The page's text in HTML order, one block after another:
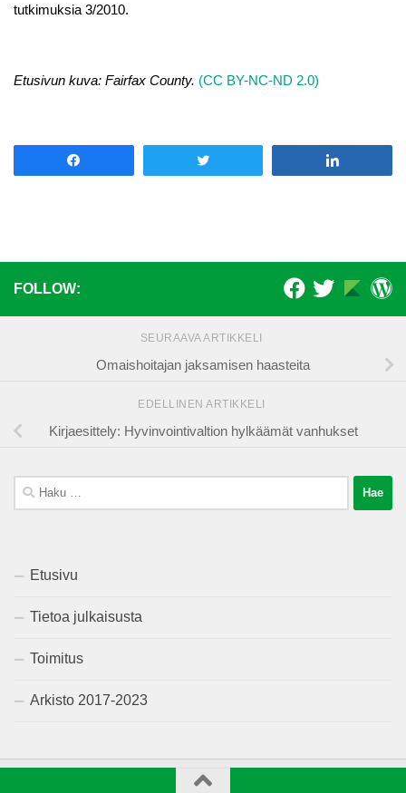
tutkimuksia 3/2010.
Etusivun kuva: Fairfax County. (CC BY-NC-ND 2.0)
FOLLOW:
SEURAAVA ARTIKKELI
Omaishoitajan jaksamisen haasteita
EDELLINEN ARTIKKELI
Kirjaesittely: Hyvinvointivaltion hylkäämät vanhukset
Haku:
Etusivu
Tietoa julkaisusta
Toimitus
Arkisto 2017-2023